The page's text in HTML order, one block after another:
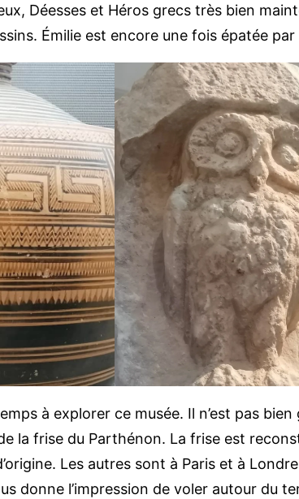
Déesses et Héros grecs très bien
Émilie est encore une fois épatée
à explorer ce musée. Il n’est pas
la frise du Parthénon. La frise est
Les autres sont à Paris et à
donne l’impression de voler autour du